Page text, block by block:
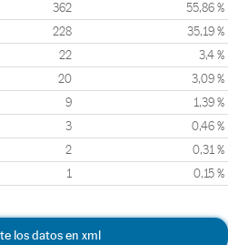
362 55,86 %
228 35,19 %
22 3,4 %
20 3,09 %
9 1,39 %
3 0,46 %
2 0,31 %
1 0,15 %
los datos en xml